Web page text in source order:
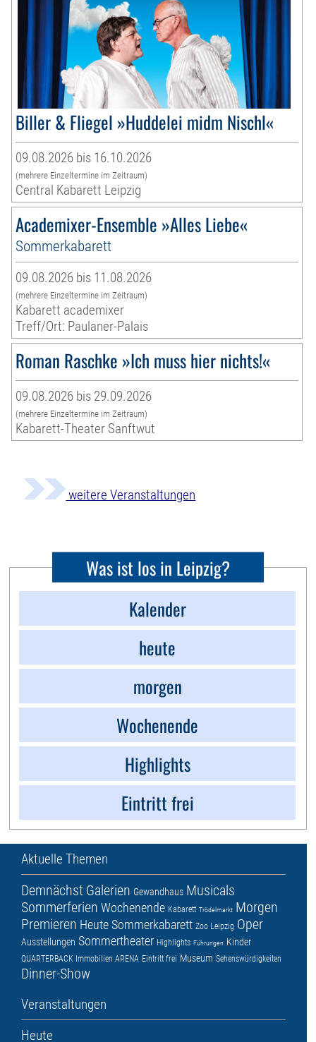
Biller & Fliegel »Huddelei midm Nischl«
09.08.2026 bis 16.10.2026
(mehrere Einzeltermine im Zeitraum)
Central Kabarett Leipzig
Academixer-Ensemble »Alles Liebe«
Sommerkabarett
09.08.2026 bis 11.08.2026
(mehrere Einzeltermine im Zeitraum)
Kabarett academixer
Treff/Ort: Paulaner-Palais
Roman Raschke »Ich muss hier nichts!«
09.08.2026 bis 29.09.2026
(mehrere Einzeltermine im Zeitraum)
Kabarett-Theater Sanftwut
weitere Veranstaltungen
Was ist los in Leipzig?
Kalender
heute
morgen
Wochenende
Highlights
Eintritt frei
Aktuelle Themen
Demnächst Galerien Gewandhaus Musicals
Sommerferien Wochenende Kabarett Trödelmarkt Morgen
Premieren HeuteSommerkabarett Zoo Leipzig Oper
Ausstellungen Sommertheater Highlights Führungen Kinder
QUARTERBACK Immobilien ARENA Eintritt frei Museum Sehenswürdigkeiten
Dinner-Show
Veranstaltungen
Heute